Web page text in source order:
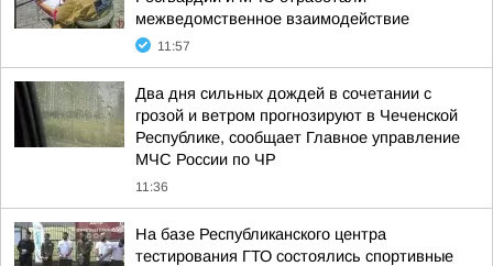
межведомственное взаимодействие
11:57
Два дня сильных дождей в сочетании с
грозой и ветром прогнозируют в Чеченской
Республике, сообщает Главное управление
МЧС России по ЧР
11:36
На базе Республиканского центра
тестирования ГТО состоялись спортивные